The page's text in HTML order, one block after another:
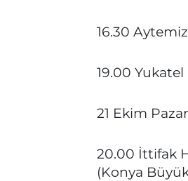
16.30
19.00
21 Ekim
20.00 İttifak
(Konya